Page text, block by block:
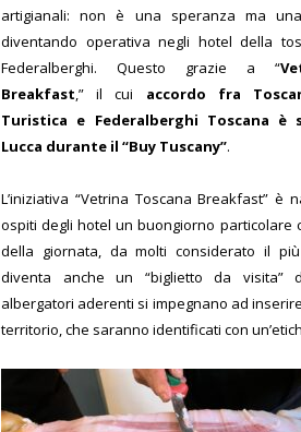
artigianali: non è una speranza ma
diventando operativa negli hotel della
Federalberghi. Questo grazie a “
Breakfast,” il cui accordo fra
Turistica e Federalberghi Toscana
Lucca durante il “Buy Tuscany”.
L’iniziativa “Vetrina Toscana Breakfast” è
ospiti degli hotel un buongiorno particolare
della giornata, da molti considerato il
diventa anche un “biglietto da visita”
albergatori aderenti si impegnano ad
territorio, che saranno identificati con